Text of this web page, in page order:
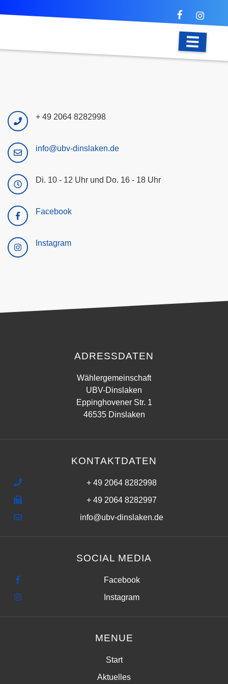
+ 49 2064 8282998
info@ubv-dinslaken.de
Di. 10 - 12 Uhr und Do. 16 - 18 Uhr
Facebook
Instagram
ADRESSDATEN
Wählergemeinschaft
UBV-Dinslaken
Eppinghovener Str. 1
46535 Dinslaken
KONTAKTDATEN
+ 49 2064 8282998
+ 49 2064 8282997
info@ubv-dinslaken.de
SOCIAL MEDIA
Facebook
Instagram
MENUE
Start
Aktuelles